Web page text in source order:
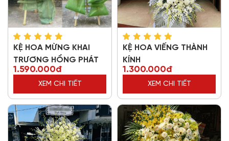
KỆ HOA MỪNG KHAI
TRƯƠNG HỒNG PHÁT
1.590.000đ
XEM CHI TIẾT
KỆ HOA VIẾNG THÀNH
KÍNH
1.300.000đ
XEM CHI TIẾT